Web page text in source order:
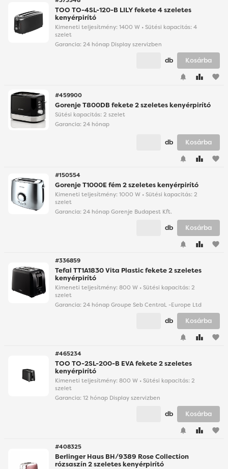
TOO TO-4SL-120-B LILY fekete 4 szeletes
kenyérpirító
Kimeneti teljesítmény: 1400 W • Sütési kapacitás: 4
szelet
Garancia: 24 hónap Display szervizben
favorite
db Kosárba
#459900
Gorenje T800DB fekete 2 szeletes kenyérpirító
Sütési kapacitás: 2 szelet
Garancia: 24 hónap
favorite
db Kosárba
#150554
Gorenje T1000E fém 2 szeletes kenyérpirító
Kimeneti teljesítmény: 1000 W • Sütési kapacitás: 2
szelet
Garancia: 24 hónap Gorenje Budapest Kft.
favorite
db Kosárba
#336859
Tefal TT1A1830 Vita Plastic fekete 2 szeletes
kenyérpirító
Kimeneti teljesítmény: 800 W • Sütési kapacitás: 2
szelet
Garancia: 24 hónap Groupe Seb CentraL -Europe Ltd
favorite
db Kosárba
#465234
TOO TO-2SL-200-B EVA fekete 2 szeletes
kenyérpirító
Kimeneti teljesítmény: 800 W • Sütési kapacitás: 2
szelet
Garancia: 12 hónap Display szervizben
favorite
db Kosárba
#408325
Berlinger Haus BH/9389 Rose Collection
rózsaszín 2 szeletes kenyérpirító